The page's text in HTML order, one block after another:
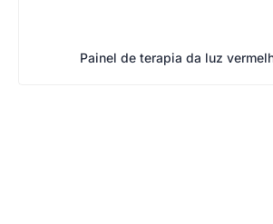
Painel de terapia da luz